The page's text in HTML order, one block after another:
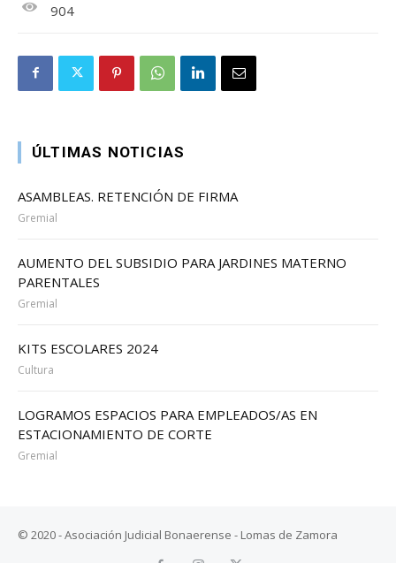
904
ÚLTIMAS NOTICIAS
ASAMBLEAS. RETENCIÓN DE FIRMA
Gremial
AUMENTO DEL SUBSIDIO PARA JARDINES MATERNO
PARENTALES
Gremial
KITS ESCOLARES 2024
Cultura
LOGRAMOS ESPACIOS PARA EMPLEADOS/AS EN
ESTACIONAMIENTO DE CORTE
Gremial
© 2020 - Asociación Judicial Bonaerense - Lomas de Zamora